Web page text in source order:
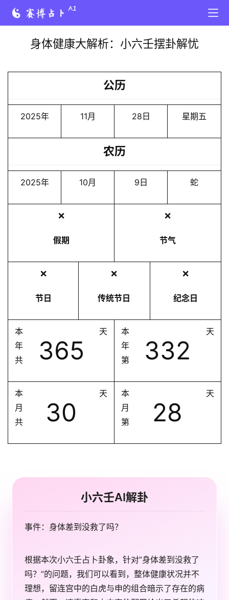
身体健康大解析：小六壬摆卦解忧
公历
2025年 11月 28日 星期五
农历
2025年 10月 9日 蛇
❌
假期
❌
节气
❌
节日
❌
传统节日
❌
纪念日
本
年
共
365
天
本
年
第
332
天
本
月
共
30
天
本
月
第
28
天
小六壬AI解卦
事件：身体差到没救了吗？
根据本次小六壬占卜卦象，针对”身体差到没救了
吗？”的问题，我们可以看到，整体健康状况并不
理想，留连宫中的白虎与申的组合暗示了存在的病